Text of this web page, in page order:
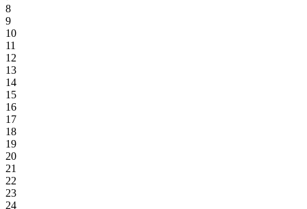
8
9
10
11
12
13
14
15
16
17
18
19
20
21
22
23
24